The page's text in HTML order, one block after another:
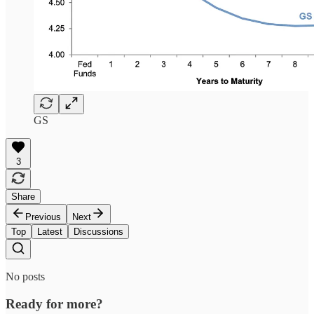
GS
3
Share
Previous
Next
Top
Latest Discussions
No posts
Ready for more?